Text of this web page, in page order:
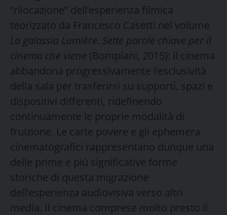
“rilocazione” dell’esperienza filmica
teorizzato da Francesco Casetti nel volume
La galassia Lumière. Sette parole chiave per il
cinema che viene (Bompiani, 2015): il cinema
abbandona progressivamente l’esclusività
della sala per trasferirsi su supporti, spazi e
dispositivi differenti, ridefinendo
continuamente le proprie modalità di
fruizione. Le carte povere e gli ephemera
cinematografici rappresentano dunque una
delle prime e più significative forme
storiche di questa migrazione
dell’esperienza audiovisiva verso altri
media. Il cinema comprese molto presto il